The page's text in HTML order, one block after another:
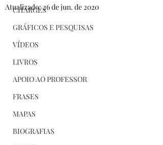
CHARGES
GRÁFICOS E PESQUISAS
VÍDEOS
LIVROS
APOIO AO PROFESSOR
FRASES
MAPAS
BIOGRAFIAS
Atualizado:26 de jun. de 2020